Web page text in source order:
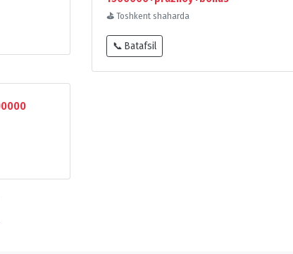
⛳ Toshkent shaharda
📞 Batafsil